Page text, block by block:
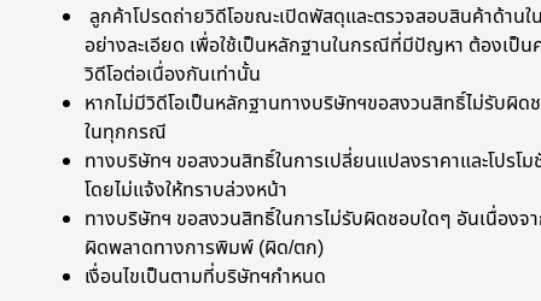
ลูกค้าโปรดถ่ายวิดีโอขณะเปิดพัสดุและตรวจสอบสินค้าด้านใ
อย่างละเอียด เพื่อใช้เป็นหลักฐานในกรณีที่มีปัญหา ต้องเป็น
วิดีโอต่อเนื่องกันเท่านั้น
หากไม่มีวิดีโอเป็นหลักฐานทางบริษัทฯขอสงวนสิทธิ์ไม่รับผิด
ในทุกกรณี
ทางบริษัทฯ ขอสงวนสิทธิ์ในการเปลี่ยนแปลงราคาและโปรโ
โดยไม่แจ้งให้ทราบล่วงหน้า
ทางบริษัทฯ ขอสงวนสิทธิ์ในการไม่รับผิดชอบใดๆ อันเนื่องจ
ผิดพลาดทางการพิมพ์ (ผิด/ตก)
เงื่อนไขเป็นตามที่บริษัทฯกำหนด